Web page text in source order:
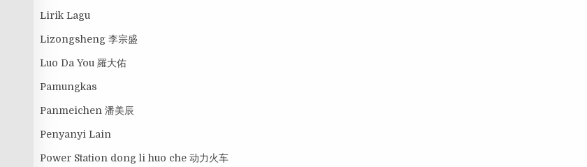
Lirik Lagu
Lizongsheng 李宗盛
Luo Da You 羅大佑
Pamungkas
Panmeichen 潘美辰
Penyanyi Lain
Power Station dong li huo che 动力火车